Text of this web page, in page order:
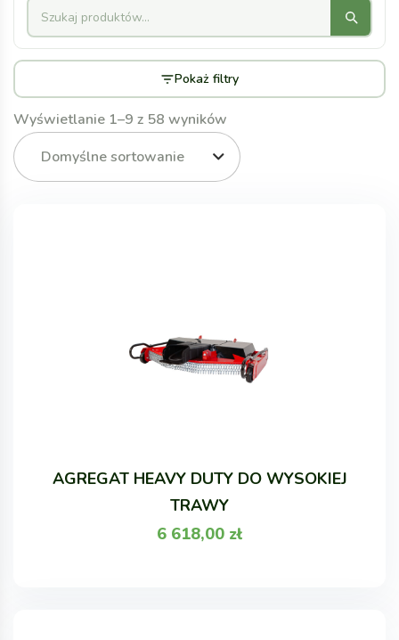
Wyświetlanie 1–9 z 58 wyników
Domyślne sortowanie
AGREGAT HEAVY DUTY DO WYSOKIEJ
TRAWY
6 618,00 zł
Pokaż filtry